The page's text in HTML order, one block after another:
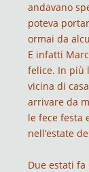
andavano
poteva
ormai da
E infatti
felice. In più
vicina di
arrivare da
le fece festa
nell’estate
Due estati fa